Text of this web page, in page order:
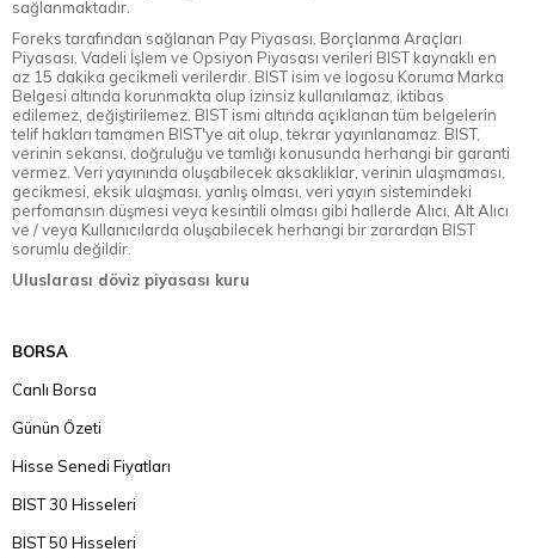
sağlanmaktadır.
Foreks tarafından sağlanan Pay Piyasası, Borçlanma Araçları
Piyasası, Vadeli İşlem ve Opsiyon Piyasası verileri BIST kaynaklı en
az 15 dakika gecikmeli verilerdir. BIST isim ve logosu Koruma Marka
Belgesi altında korunmakta olup izinsiz kullanılamaz, iktibas
edilemez, değiştirilemez. BIST ismi altında açıklanan tüm belgelerin
telif hakları tamamen BIST'ye ait olup, tekrar yayınlanamaz. BIST,
verinin sekansı, doğruluğu ve tamlığı konusunda herhangi bir garanti
vermez. Veri yayınında oluşabilecek aksaklıklar, verinin ulaşmaması,
gecikmesi, eksik ulaşması, yanlış olması, veri yayın sistemindeki
perfomansın düşmesi veya kesintili olması gibi hallerde Alıcı, Alt Alıcı
ve / veya Kullanıcılarda oluşabilecek herhangi bir zarardan BIST
sorumlu değildir.
Uluslarası döviz piyasası kuru
BORSA
Canlı Borsa
Günün Özeti
Hisse Senedi Fiyatları
BIST 30 Hisseleri
BIST 50 Hisseleri